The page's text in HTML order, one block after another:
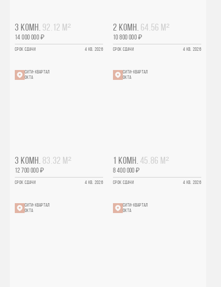
3 КОМН. 92.12 М²
14 000 000 ₽
СРОК СДАЧИ 4 КВ. 2026
2 КОМН. 64.56 М²
10 800 000 ₽
СРОК СДАЧИ 4 КВ. 2026
СИТИ-КВАРТАЛ
ОКТА
3 КОМН. 83.32 М²
12 700 000 ₽
СРОК СДАЧИ 4 КВ. 2026
СИТИ-КВАРТАЛ
ОКТА
1 КОМН. 45.86 М²
8 400 000 ₽
СРОК СДАЧИ 4 КВ. 2026
СИТИ-КВАРТАЛ
ОКТА
СИТИ-КВАРТАЛ
ОКТА